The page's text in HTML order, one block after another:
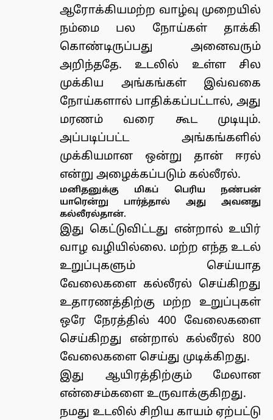
ஆரோக்கியமற்ற வாழ்வு முறையில்
நம்மை பல நோய்கள் தாக்கி
கொண்டிருப்பது அனைவரும்
அறிந்ததே. உடலில் உள்ள சில
முக்கிய அங்கங்கள் இவ்வகை
நோய்களால் பாதிக்கப்பட்டால், அது
மரணம் வரை கூட முடியும்.
அப்படிப்பட்ட அங்கங்களில்
முக்கியமான ஒன்று தான் ஈரல்
என்று அழைக்கப்படும் கல்லீரல்.
மனிதனுக்கு மிகப் பெரிய நண்பன்
யாரென்று பார்த்தால் அது அவனது
கல்லீரல்தான்.
இது கெட்டுவிட்டது என்றால் உயிர்
வாழ வழியில்லை. மற்ற எந்த உடல்
உறுப்புகளும் செய்யாத
வேலைகளை கல்லீரல் செய்கிறது
உதாரணத்திற்கு மற்ற உறுப்புகள்
ஒரே நேரத்தில் 400 வேலைகளை
செய்கிறது என்றால் கல்லீரல் 800
வேலைகளை செய்து முடிக்கிறது.
இது ஆயிரத்திற்கும் மேலான
என்சைம்களை உருவாக்குகிறது.
நமது உடலில் சிறிய காயம் ஏற்பட்டு